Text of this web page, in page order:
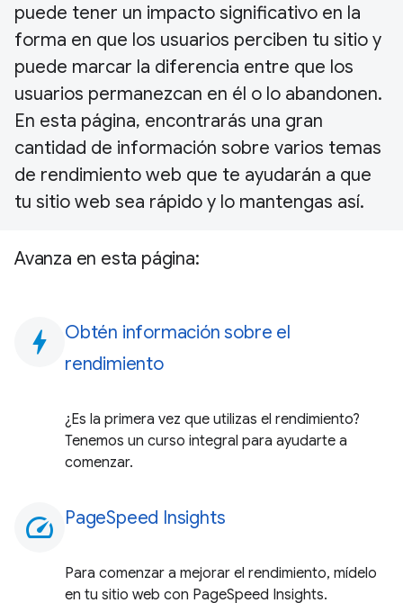
puede tener un impacto significativo en la
forma en que los usuarios perciben tu sitio y
puede marcar la diferencia entre que los
usuarios permanezcan en él o lo abandonen.
En esta página, encontrarás una gran
cantidad de información sobre varios temas
de rendimiento web que te ayudarán a que
tu sitio web sea rápido y lo mantengas así.
Avanza en esta página:
bolt
Obtén información sobre el
rendimiento
¿Es la primera vez que utilizas el rendimiento?
Tenemos un curso integral para ayudarte a
comenzar.
speed PageSpeed Insights
Para comenzar a mejorar el rendimiento, mídelo
en tu sitio web con PageSpeed Insights.